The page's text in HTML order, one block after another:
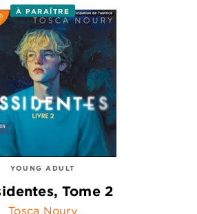
À PARAÎTRE
YOUNG ADULT
Tome 2
Tosca Noury